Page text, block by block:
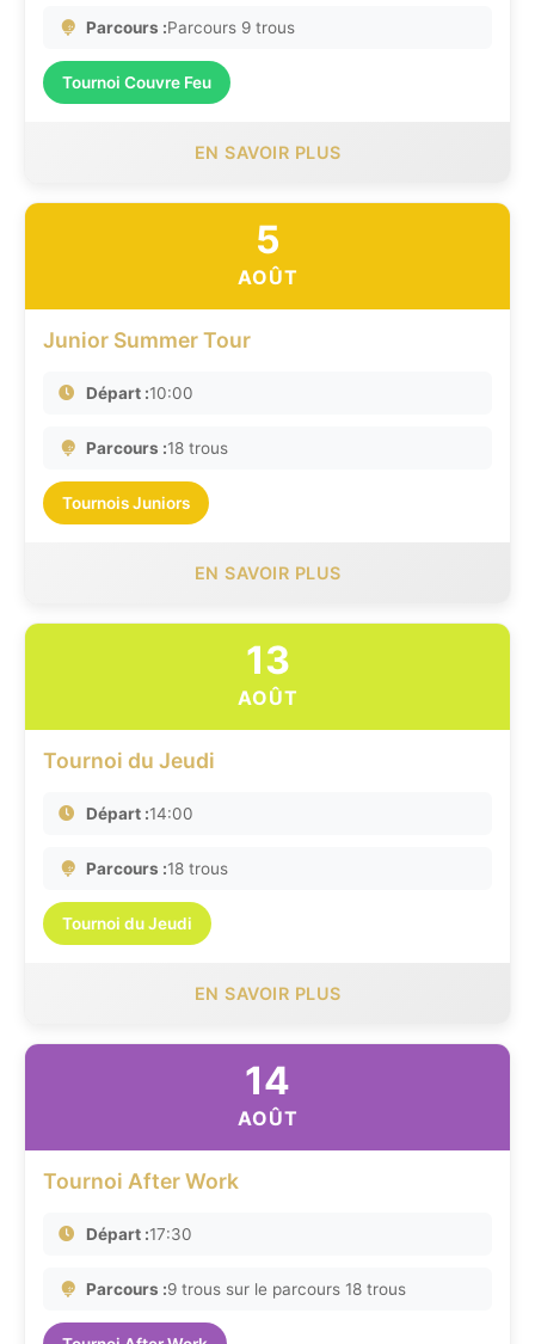
Parcours :Parcours 9 trous
Tournoi Couvre Feu
EN SAVOIR PLUS
5
AOÛT
Junior Summer Tour
Départ :10:00
Parcours :18 trous
Tournois Juniors
EN SAVOIR PLUS
13
AOÛT
Tournoi du Jeudi
Départ :14:00
Parcours :18 trous
Tournoi du Jeudi
EN SAVOIR PLUS
14
AOÛT
Tournoi After Work
Départ :17:30
Parcours :9 trous sur le parcours 18 trous